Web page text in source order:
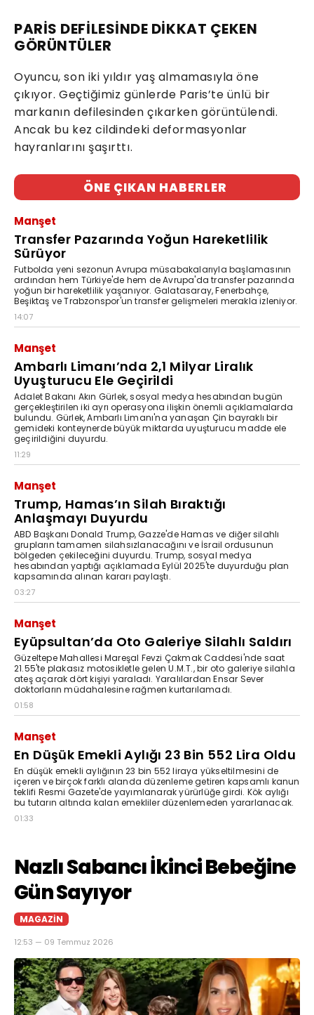
PARİS DEFİLESİNDE DİKKAT ÇEKEN
GÖRÜNTÜLER
Oyuncu, son iki yıldır yaş almamasıyla öne
çıkıyor. Geçtiğimiz günlerde Paris’te ünlü bir
markanın defilesinden çıkarken görüntülendi.
Ancak bu kez cildindeki deformasyonlar
hayranlarını şaşırttı.
ÖNE ÇIKAN HABERLER
Manşet
Transfer Pazarında Yoğun Hareketlilik
Sürüyor
Futbolda yeni sezonun Avrupa müsabakalarıyla başlamasının
ardından hem Türkiye'de hem de Avrupa'da transfer pazarında
yoğun bir hareketlilik yaşanıyor. Galatasaray, Fenerbahçe,
Beşiktaş ve Trabzonspor'un transfer gelişmeleri merakla izleniyor.
14:07
Manşet
Ambarlı Limanı’nda 2,1 Milyar Liralık
Uyuşturucu Ele Geçirildi
Adalet Bakanı Akın Gürlek, sosyal medya hesabından bugün
gerçekleştirilen iki ayrı operasyona ilişkin önemli açıklamalarda
bulundu. Gürlek, Ambarlı Limanı'na yanaşan Çin bayraklı bir
gemideki konteynerde büyük miktarda uyuşturucu madde ele
geçirildiğini duyurdu.
11:29
Manşet
Trump, Hamas’ın Silah Bıraktığı
Anlaşmayı Duyurdu
ABD Başkanı Donald Trump, Gazze'de Hamas ve diğer silahlı
grupların tamamen silahsızlanacağını ve İsrail ordusunun
bölgeden çekileceğini duyurdu. Trump, sosyal medya
hesabından yaptığı açıklamada Eylül 2025'te duyurduğu plan
kapsamında alınan kararı paylaştı.
03:27
Manşet
Eyüpsultan’da Oto Galeriye Silahlı Saldırı
Güzeltepe Mahallesi Mareşal Fevzi Çakmak Caddesi'nde saat
21.55'te plakasız motosikletle gelen U.M.T., bir oto galeriye silahla
ateş açarak dört kişiyi yaraladı. Yaralılardan Ensar Sever
doktorların müdahalesine rağmen kurtarılamadı.
01:58
Manşet
En Düşük Emekli Aylığı 23 Bin 552 Lira Oldu
En düşük emekli aylığının 23 bin 552 liraya yükseltilmesini de
içeren ve birçok farklı alanda düzenleme getiren kapsamlı kanun
teklifi Resmi Gazete'de yayımlanarak yürürlüğe girdi. Kök aylığı
bu tutarın altında kalan emekliler düzenlemeden yararlanacak.
01:33